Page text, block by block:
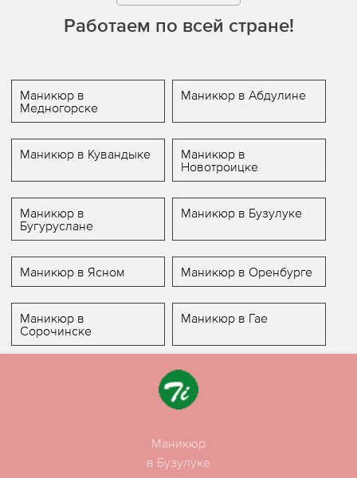
Работаем по всей стране!
Маникюр в
Медногорске
Маникюр в Абдулине
Маникюр в Кувандыке
Маникюр в
Новотроицке
Маникюр в
Бугуруслане
Маникюр в Бузулуке
Маникюр в Ясном Маникюр в Оренбурге
Маникюр в
Сорочинске
Маникюр в Гае
Маникюр
в Бузулуке